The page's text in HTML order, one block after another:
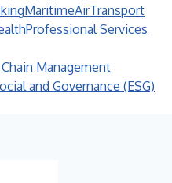
MaritimeAirTransport
Professional Services
Management
and Governance (ESG)